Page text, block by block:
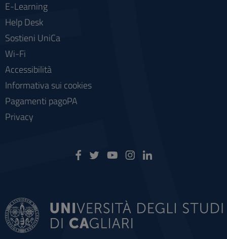
E-Learning
Help Desk
Sostieni UniCa
Wi-Fi
Accessibilità
Informativa sui cookies
Pagamenti pagoPA
Privacy